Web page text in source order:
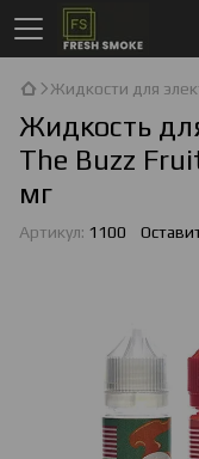
Жидкости для
Жидкость
The Buzz
мг
Артикул: 1100